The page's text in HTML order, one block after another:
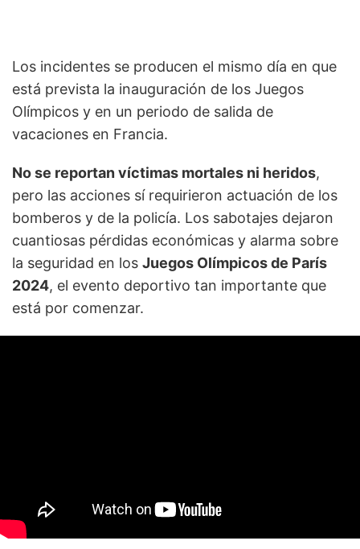
Los incidentes se producen el mismo día en que
está prevista la inauguración de los Juegos
Olímpicos y en un periodo de salida de
vacaciones en Francia.
No se reportan víctimas mortales ni heridos,
pero las acciones sí requirieron actuación de los
bomberos y de la policía. Los sabotajes dejaron
cuantiosas pérdidas económicas y alarma sobre
la seguridad en los Juegos Olímpicos de París
2024, el evento deportivo tan importante que
está por comenzar.